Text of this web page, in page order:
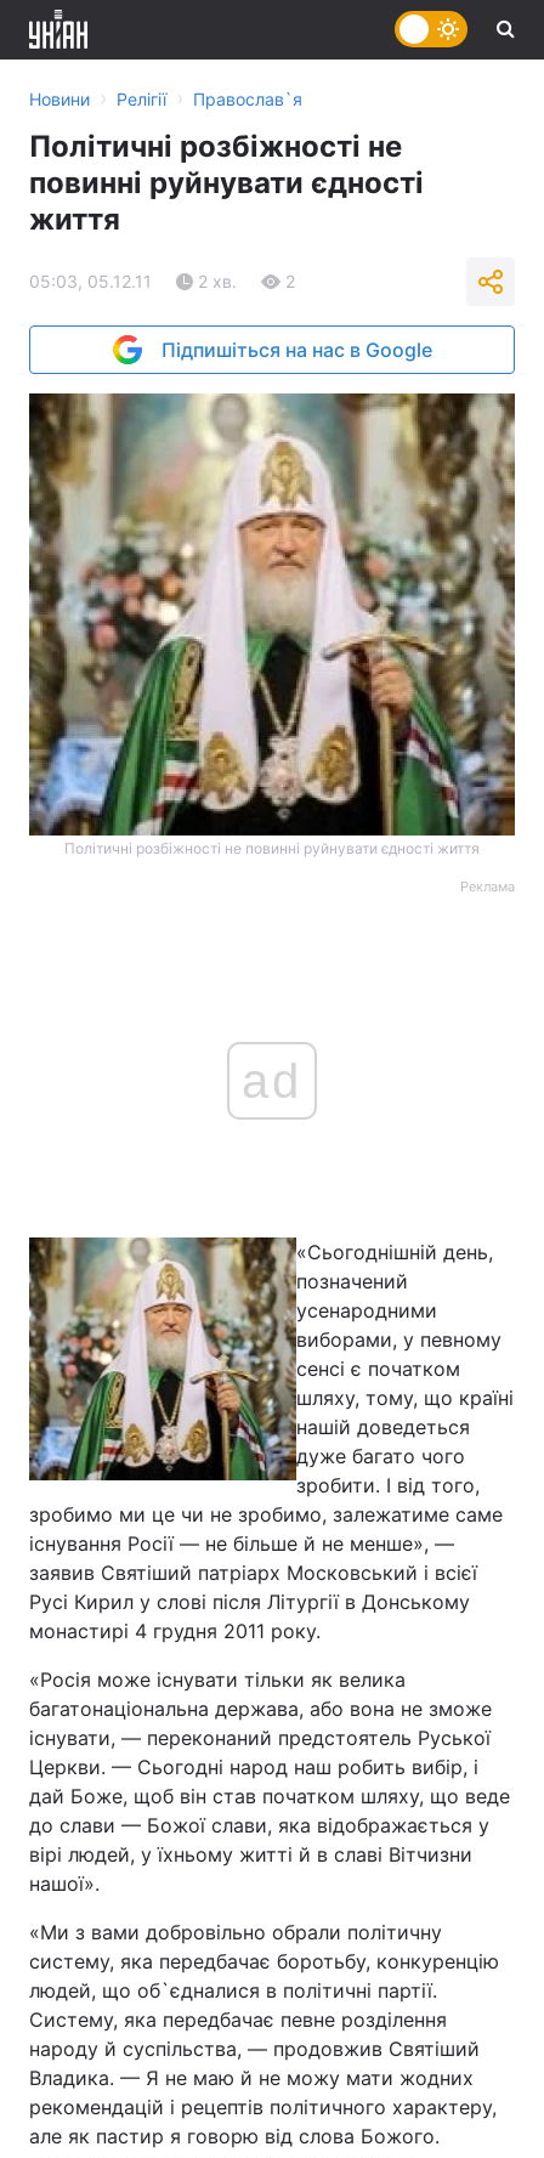
Україна Політика
Економіка Світ
Спорт Наука
Техно і зв'язок Лайт
Зброя Інциденти
Здоров'я Туризм
Цікавинки Погода
Екологія Регіони
Лонгріди
Відео з Youtube Статті
Інтерв'ю Думки
Архів Вакансії
Послуги
Новини › Релігії › Православ`я
Політичні розбіжності не
повинні руйнувати єдності
життя
05:03, 05.12.11 2 хв. 2
Підпишіться на нас в Google
Політичні розбіжності не повинні руйнувати єдності життя
Реклама
ad
«Сьогоднішній день,
позначений
усенародними
виборами, у певному
сенсі є початком
шляху, тому, що країні
нашій доведеться
дуже багато чого
зробити. І від того,
зробимо ми це чи не зробимо, залежатиме саме
існування Росії — не більше й не менше», —
заявив Святіший патріарх Московський і всієї
Русі Кирил у слові після Літургії в Донському
монастирі 4 грудня 2011 року.
«Росія може існувати тільки як велика
багатонаціональна держава, або вона не зможе
існувати, — переконаний предстоятель Руської
Церкви. — Сьогодні народ наш робить вибір, і
дай Боже, щоб він став початком шляху, що веде
до слави — Божої слави, яка відображається у
вірі людей, у їхньому житті й в славі Вітчизни
нашої».
«Ми з вами добровільно обрали політичну
систему, яка передбачає боротьбу, конкуренцію
людей, що об`єдналися в політичні партії.
Систему, яка передбачає певне розділення
народу й суспільства, — продовжив Святіший
Владика. — Я не маю й не можу мати жодних
рекомендацій і рецептів політичного характеру,
але як пастир я говорю від слова Божого.